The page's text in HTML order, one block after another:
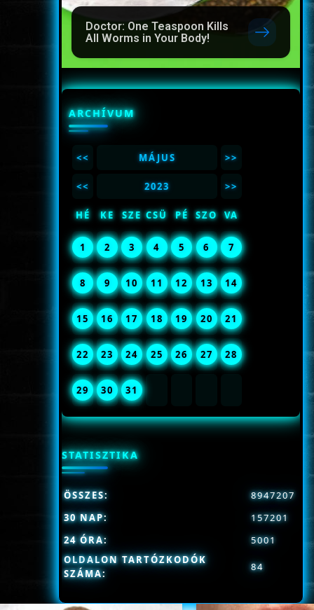
Doctor: One Teaspoon Kills
All Worms in Your Body!
ARCHÍVUM
<< MÁJUS >>
<< 2023 >>
HÉ KE SZE CSÜ PÉ SZO VA
1 2 3 4 5 6 7
8 9 10 11 12 13 14
15 16 17 18 19 20 21
22 23 24 25 26 27 28
29 30 31
STATISZTIKA
OLDALON TARTÓZKODÓK
SZÁMA:
84
ÖSSZES:
8947207
30 NAP:
157201
24 ÓRA:
5001